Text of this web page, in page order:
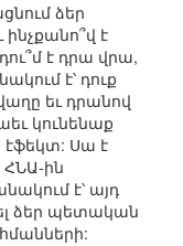
ձեր
է
է դրա վրա,
է՝ դուք
եւ դրանով
կունենաք
Սա է
ՀՆԱ-ին
է՝ այդ
ձեր պետական